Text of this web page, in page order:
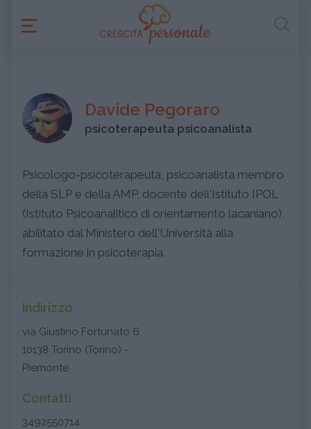
Davide Pegoraro
psicoterapeuta psicoanalista
Psicologo-psicoterapeuta, psicoanalista membro
della SLP e della AMP, docente dell'Istituto IPOL
(Istituto Psicoanalitico di orientamento lacaniano),
abilitato dal Ministero dell'Università alla
formazione in psicoterapia.
Indirizzo
via Giustino Fortunato 6
10138 Torino (Torino) -
Piemonte
Contatti
3492550714